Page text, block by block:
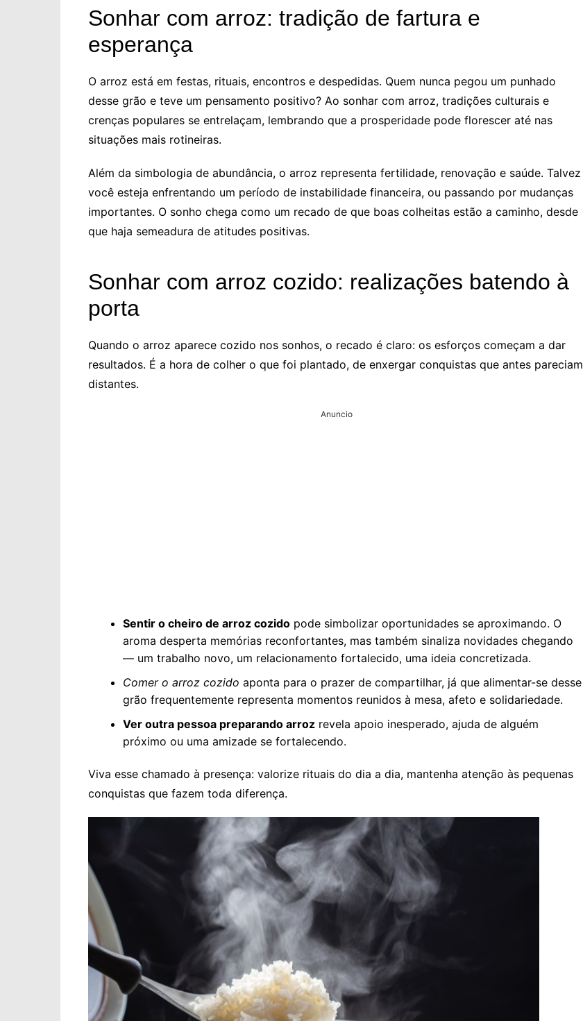
Sonhar com arroz: tradição de fartura e
esperança
O arroz está em festas, rituais, encontros e despedidas. Quem nunca pegou um punhado
desse grão e teve um pensamento positivo? Ao sonhar com arroz, tradições culturais e
crenças populares se entrelaçam, lembrando que a prosperidade pode florescer até nas
situações mais rotineiras.
Além da simbologia de abundância, o arroz representa fertilidade, renovação e saúde. Talvez
você esteja enfrentando um período de instabilidade financeira, ou passando por mudanças
importantes. O sonho chega como um recado de que boas colheitas estão a caminho, desde
que haja semeadura de atitudes positivas.
Sonhar com arroz cozido: realizações batendo à
porta
Quando o arroz aparece cozido nos sonhos, o recado é claro: os esforços começam a dar
resultados. É a hora de colher o que foi plantado, de enxergar conquistas que antes pareciam
distantes.
Anuncio
Sentir o cheiro de arroz cozido pode simbolizar oportunidades se aproximando. O
aroma desperta memórias reconfortantes, mas também sinaliza novidades chegando
— um trabalho novo, um relacionamento fortalecido, uma ideia concretizada.
Comer o arroz cozido aponta para o prazer de compartilhar, já que alimentar-se desse
grão frequentemente representa momentos reunidos à mesa, afeto e solidariedade.
Ver outra pessoa preparando arroz revela apoio inesperado, ajuda de alguém
próximo ou uma amizade se fortalecendo.
Viva esse chamado à presença: valorize rituais do dia a dia, mantenha atenção às pequenas
conquistas que fazem toda diferença.